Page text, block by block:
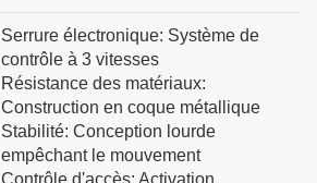
Serrure électronique: Système de
contrôle à 3 vitesses
Résistance des matériaux:
Construction en coque métallique
Stabilité: Conception lourde
empêchant le mouvement